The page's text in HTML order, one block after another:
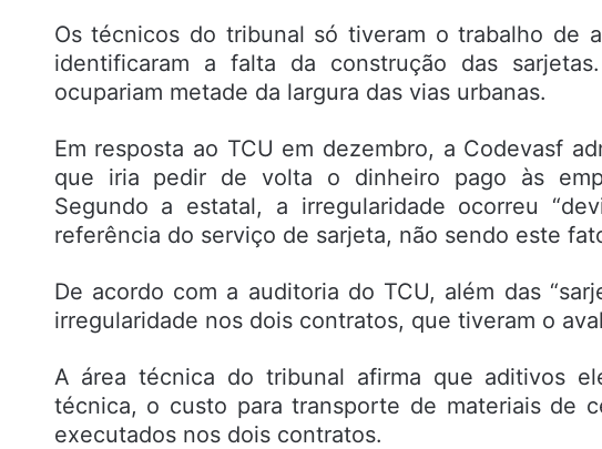
Os técnicos do tribunal só tiveram o trabalho de
identificaram a falta da construção das
ocupariam metade da largura das vias urbanas.
Em resposta ao TCU em dezembro, a Codevasf
que iria pedir de volta o dinheiro pago às
Segundo a estatal, a irregularidade ocorreu
referência do serviço de sarjeta, não sendo este
De acordo com a auditoria do TCU, além das
irregularidade nos dois contratos, que tiveram o
A área técnica do tribunal afirma que aditivos
técnica, o custo para transporte de materiais de
executados nos dois contratos.